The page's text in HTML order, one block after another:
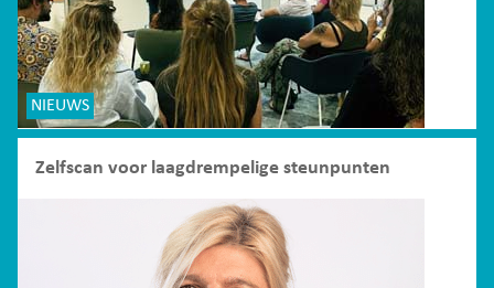
NIEUWS
Zelfscan voor laagdrempelige steunpunten